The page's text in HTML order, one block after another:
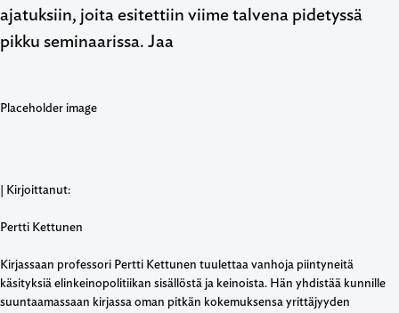
ajatuksiin, joita esitettiin viime talvena pidetyssä
pikku seminaarissa. Jaa
| Kirjoittanut:
Pertti Kettunen
Kirjassaan professori Pertti Kettunen tuulettaa vanhoja piintyneitä
käsityksiä elinkeinopolitiikan sisällöstä ja keinoista. Hän yhdistää kunnille
suuntaamassaan kirjassa oman pitkän kokemuksensa yrittäjyyden